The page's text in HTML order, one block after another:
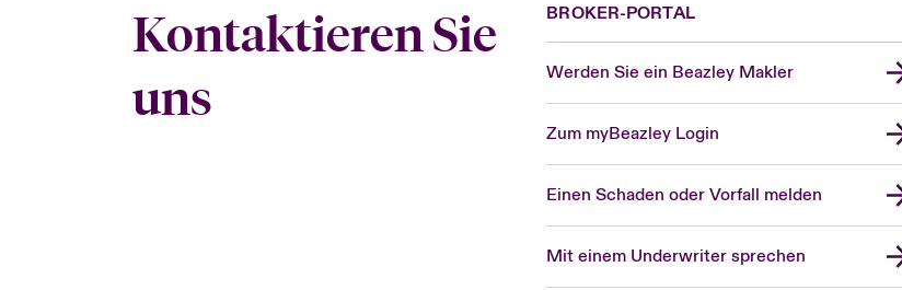
Kontaktieren Sie
uns
BROKER-PORTAL
Werden Sie ein Beazley Makler
Zum myBeazley Login
Einen Schaden oder Vorfall melden
Mit einem Underwriter sprechen